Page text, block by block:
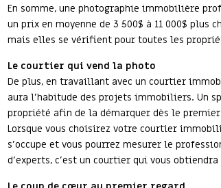
En somme, une photographie immobilière
un prix en moyenne de 3 500$ à 11 000$ plus
mais elles se vérifient pour toutes les
Le courtier qui vend la photo
De plus, en travaillant avec un courtier
aura l’habitude des projets immobiliers. Un
propriété afin de la démarquer dès le
Lorsque vous choisirez votre courtier
s’occupe et vous pourrez mesurer le
d’experts, c’est un courtier qui vous